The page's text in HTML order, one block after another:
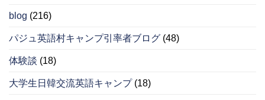
blog (216)
パジュ英語村キャンプ引率者ブログ (48)
体験談 (18)
大学生日韓交流英語キャンプ(18)